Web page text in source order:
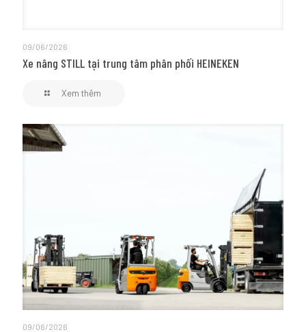
09/06/2026
Xe nâng STILL tại trung tâm phân phối HEINEKEN
Xem thêm
09/06/2026